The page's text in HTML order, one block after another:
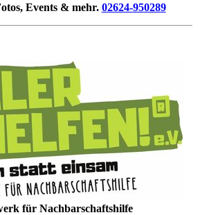
Events & mehr. 02624-950289
für Nachbarschaftshilfe